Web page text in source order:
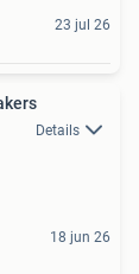
23 jul 26
Details
18 jun 26